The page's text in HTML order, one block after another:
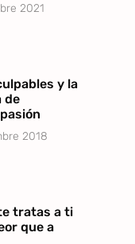
2021
y la
de
2018
tratas a ti
que a